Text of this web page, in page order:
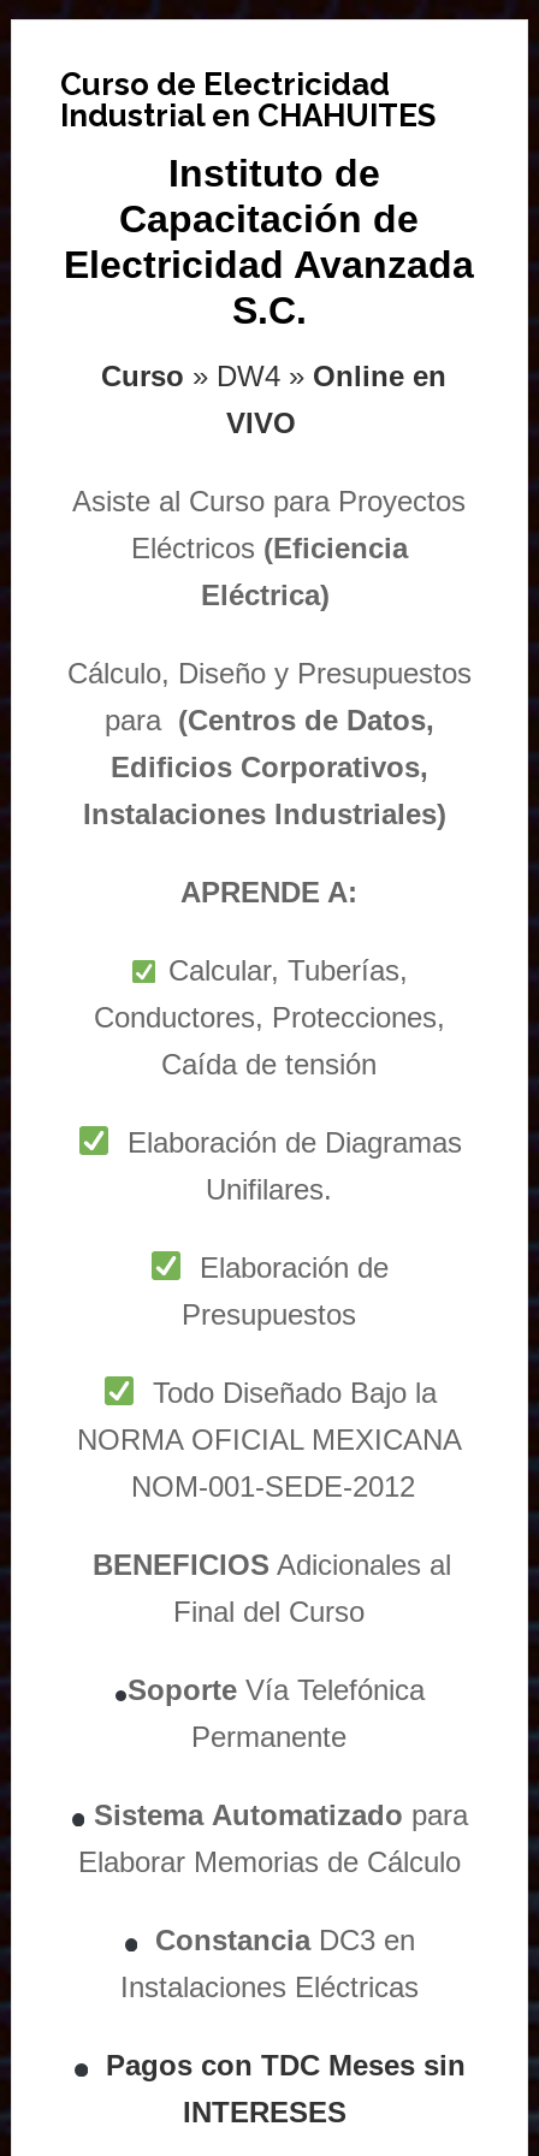
Curso de Electricidad
Industrial en CHAHUITES
Instituto de
Capacitación de
Electricidad Avanzada
S.C.
Curso » DW4 » Online en
VIVO
Asiste al Curso para Proyectos
Eléctricos (Eficiencia
Eléctrica)
Cálculo, Diseño y Presupuestos
para (Centros de Datos,
Edificios Corporativos,
Instalaciones Industriales)
APRENDE A:
Calcular, Tuberías,
Conductores, Protecciones,
Caída de tensión
Elaboración de Diagramas
Unifilares.
Elaboración de
Presupuestos
Todo Diseñado Bajo la
NORMA OFICIAL MEXICANA
NOM-001-SEDE-2012
BENEFICIOS Adicionales al
Final del Curso
Soporte Vía Telefónica
Permanente
Sistema Automatizado para
Elaborar Memorias de Cálculo
ConstanciaDC3 en
Instalaciones Eléctricas
Pagos con TDC Meses sin
INTERESES